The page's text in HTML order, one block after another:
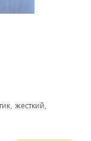
жесткий,